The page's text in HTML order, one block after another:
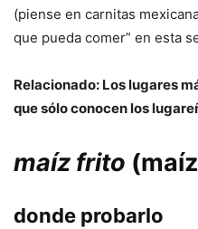
(piense en carnitas
que pueda comer” en esta
Relacionado: Los lugares
que sólo conocen los
maíz frito
donde probarlo